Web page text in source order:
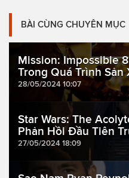
BÀI CÙNG CHUYÊN MỤC
Mission: Impossible
Trong Quá Trình Sản
28/05/2024 10:07
Star Wars: The
Phản Hồi Đầu Tiên
27/05/2024 18:09